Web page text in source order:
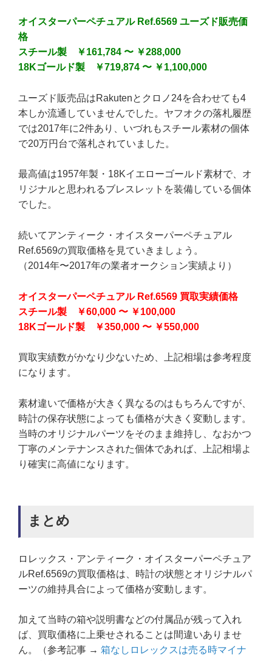
オイスターパーペチュアル Ref.6569 ユーズド販売価
格
スチール製 ￥161,784 〜 ￥288,000
18Kゴールド製 ￥719,874 〜 ￥1,100,000
ユーズド販売品はRakutenとクロノ24を合わせても4
本しか流通していませんでした。ヤフオクの落札履歴
では2017年に2件あり、いづれもスチール素材の個体
で20万円台で落札されていました。
最高値は1957年製・18Kイエローゴールド素材で、オ
リジナルと思われるブレスレットを装備している個体
でした。
続いてアンティーク・オイスターパーペチュアル
Ref.6569の買取価格を見ていきましょう。
（2014年〜2017年の業者オークション実績より）
オイスターパーペチュアル Ref.6569 買取実績価格
スチール製 ￥60,000 〜 ￥100,000
18Kゴールド製 ￥350,000 〜 ￥550,000
買取実績数がかなり少ないため、上記相場は参考程度
になります。
素材違いで価格が大きく異なるのはもちろんですが、
時計の保存状態によっても価格が大きく変動します。
当時のオリジナルパーツをそのまま維持し、なおかつ
丁寧のメンテナンスされた個体であれば、上記相場よ
り確実に高値になります。
まとめ
ロレックス・アンティーク・オイスターパーペチュア
ルRef.6569の買取価格は、時計の状態とオリジナルパ
ーツの維持具合によって価格が変動します。
加えて当時の箱や説明書などの付属品が残って入れ
ば、買取価格に上乗せされることは間違いありませ
ん。（参考記事 → 箱なしロレックスは売る時マイナ